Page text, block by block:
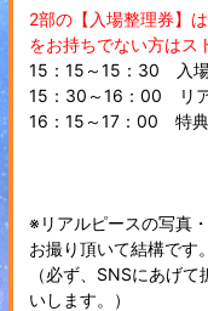
2部の【入場整理券】
をお持ちでない方はス
15：15～15：30 入
15：30～16：00 リ
16：15～17：00 特典
※リアルピースの写真
お撮り頂いて結構です。
（必ず、SNSにあげ
いします。）